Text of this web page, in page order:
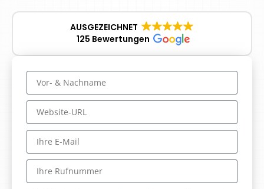
AUSGEZEICHNET
125 Bewertungen